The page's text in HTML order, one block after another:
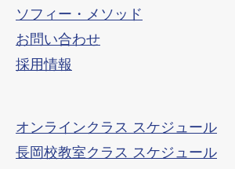
ソフィー・メソッド
お問い合わせ
採用情報
オンラインクラス スケジュール
長岡校教室クラス スケジュール